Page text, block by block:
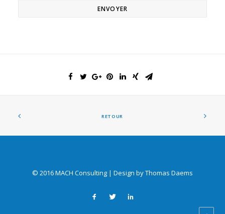
RETOUR
© 2016 MACH Consulting | Design byThomas Daems